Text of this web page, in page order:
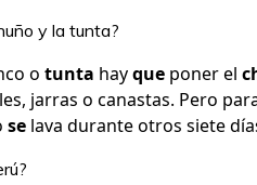
y la tunta?
o tunta hayque poner el
jarras o canastas. Pero
se lava durante otros siete